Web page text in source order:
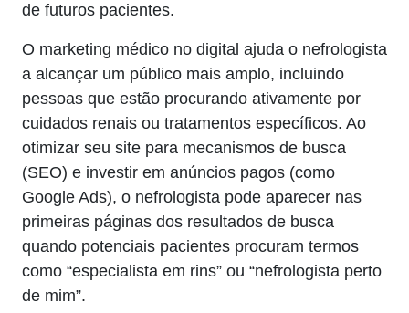
de futuros pacientes.
O marketing médico no digital ajuda o nefrologista
a alcançar um público mais amplo, incluindo
pessoas que estão procurando ativamente por
cuidados renais ou tratamentos específicos. Ao
otimizar seu site para mecanismos de busca
(SEO) e investir em anúncios pagos (como
Google Ads), o nefrologista pode aparecer nas
primeiras páginas dos resultados de busca
quando potenciais pacientes procuram termos
como “especialista em rins” ou “nefrologista perto
de mim”.